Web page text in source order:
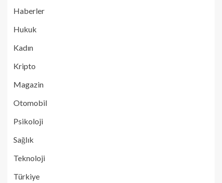
Haberler
Hukuk
Kadın
Kripto
Magazin
Otomobil
Psikoloji
Sağlık
Teknoloji
Türkiye